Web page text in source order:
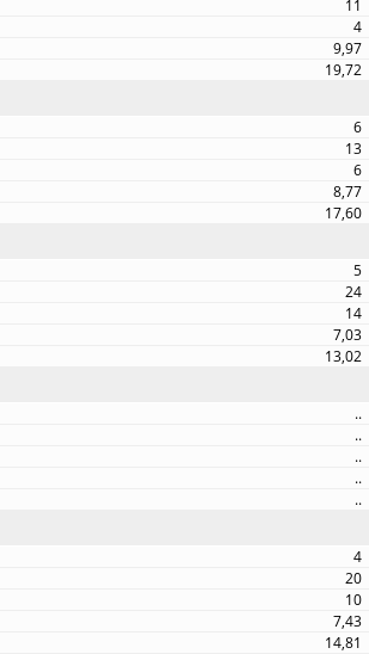
11
4
9,97
19,72
6
13
6
8,77
17,60
5
24
14
7,03
13,02
..
..
..
..
..
4
20
10
7,43
14,81